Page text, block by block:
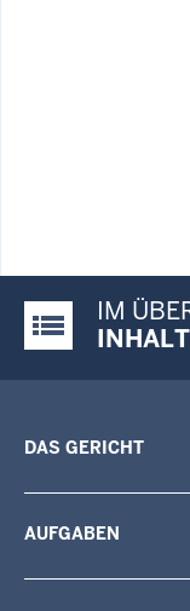
Justiz-Portal
IM
INHALT
DAS GERICHT
AUFGABEN